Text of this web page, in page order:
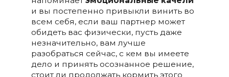
и вы постепенно привыкли винить во
всем себя, если ваш партнер может
обидеть вас физически, пусть даже
незначительно, вам лучше
разобраться сейчас, с кем вы имеете
дело и принять осознанное решение,
стоит ли продолжать кормить этого